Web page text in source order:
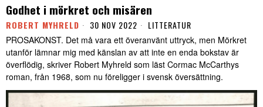
Godhet i mörkret och misären
ROBERT MYHRELD 30 NOV 2022 LITTERATUR
PROSAKONST. Det må vara ett överanvänt uttryck, men Mörkret
utanför lämnar mig med känslan av att inte en enda bokstav är
överflödig, skriver Robert Myhreld som läst Cormac McCarthys
roman, från 1968, som nu föreligger i svensk översättning.